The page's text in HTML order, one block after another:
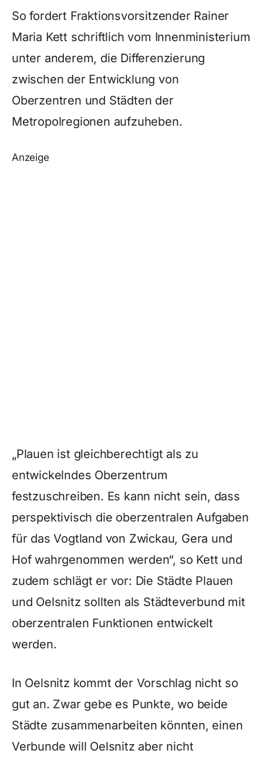
So fordert Fraktionsvorsitzender Rainer
Maria Kett schriftlich vom Innenministerium
unter anderem, die Differenzierung
zwischen der Entwicklung von
Oberzentren und Städten der
Metropolregionen aufzuheben.
Anzeige
„Plauen ist gleichberechtigt als zu
entwickelndes Oberzentrum
festzuschreiben. Es kann nicht sein, dass
perspektivisch die oberzentralen Aufgaben
für das Vogtland von Zwickau, Gera und
Hof wahrgenommen werden“, so Kett und
zudem schlägt er vor: Die Städte Plauen
und Oelsnitz sollten als Städteverbund mit
oberzentralen Funktionen entwickelt
werden.
In Oelsnitz kommt der Vorschlag nicht so
gut an. Zwar gebe es Punkte, wo beide
Städte zusammenarbeiten könnten, einen
Verbunde will Oelsnitz aber nicht